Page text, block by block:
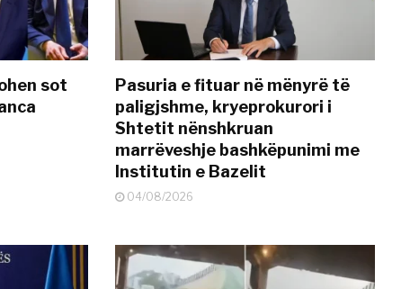
sot
Pasuria e fituar në mënyrë të
paligjshme, kryeprokurori i
Shtetit nënshkruan
marrëveshje bashkëpunimi me
Institutin e Bazelit
04/08/2026